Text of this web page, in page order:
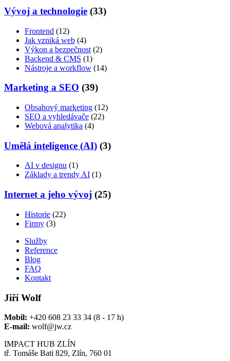
Vývoj a technologie (33)
Frontend (12)
Jak vzniká web (4)
Výkon a bezpečnost (2)
Backend & CMS (1)
Nástroje a workflow (14)
Marketing a SEO (39)
Obsahový marketing (12)
SEO a vyhledávače (22)
Webová analytika (4)
Umělá inteligence (AI) (3)
AI v designu (1)
Základy a trendy AI (1)
Internet a jeho vývoj (25)
Historie (22)
Firmy (3)
Služby
Reference
Blog
FAQ
Kontakt
Jiří Wolf
Mobil: +420 608 23 33 34 (8 - 17 h)
E-mail: wolf@jw.cz
IMPACT HUB ZLÍN
tř. Tomáše Bati 829, Zlín, 760 01